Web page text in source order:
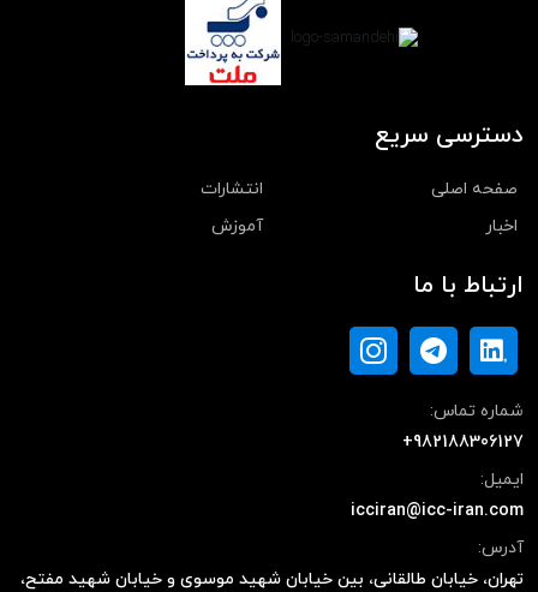
دسترسی سریع
صفحه اصلی
انتشارات
اخبار
آموزش
ارتباط با ما
شماره تماس:
+982188306127
ایمیل:
icciran@icc-iran.com
آدرس:
تهران، خیابان طالقانی، بین خیابان شهید موسوی و خیابان شهید مفتح،